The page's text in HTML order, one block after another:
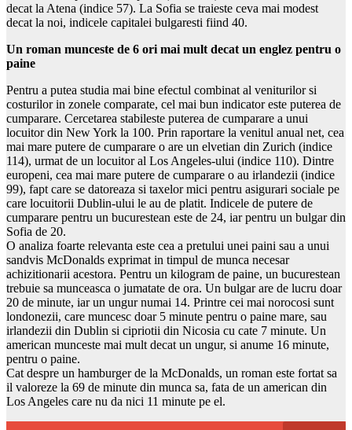
decat la Atena (indice 57). La Sofia se traieste ceva mai modest
decat la noi, indicele capitalei bulgaresti fiind 40.
Un roman munceste de 6 ori mai mult decat un englez pentru o
paine
Pentru a putea studia mai bine efectul combinat al veniturilor si
costurilor in zonele comparate, cel mai bun indicator este puterea de
cumparare. Cercetarea stabileste puterea de cumparare a unui
locuitor din New York la 100. Prin raportare la venitul anual net, cea
mai mare putere de cumparare o are un elvetian din Zurich (indice
114), urmat de un locuitor al Los Angeles-ului (indice 110). Dintre
europeni, cea mai mare putere de cumparare o au irlandezii (indice
99), fapt care se datoreaza si taxelor mici pentru asigurari sociale pe
care locuitorii Dublin-ului le au de platit. Indicele de putere de
cumparare pentru un bucurestean este de 24, iar pentru un bulgar din
Sofia de 20.
O analiza foarte relevanta este cea a pretului unei paini sau a unui
sandvis McDonalds exprimat in timpul de munca necesar
achizitionarii acestora. Pentru un kilogram de paine, un bucurestean
trebuie sa munceasca o jumatate de ora. Un bulgar are de lucru doar
20 de minute, iar un ungur numai 14. Printre cei mai norocosi sunt
londonezii, care muncesc doar 5 minute pentru o paine mare, sau
irlandezii din Dublin si cipriotii din Nicosia cu cate 7 minute. Un
american munceste mai mult decat un ungur, si anume 16 minute,
pentru o paine.
Cat despre un hamburger de la McDonalds, un roman este fortat sa
il valoreze la 69 de minute din munca sa, fata de un american din
Los Angeles care nu da nici 11 minute pe el.